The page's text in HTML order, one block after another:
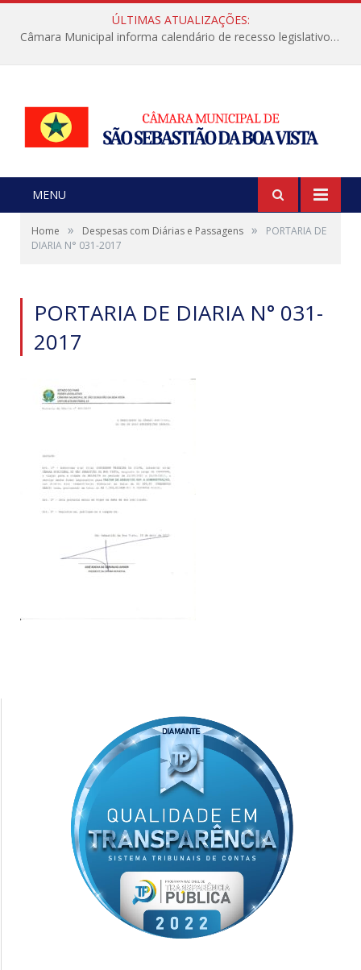
ÚLTIMAS ATUALIZAÇÕES:
Câmara Municipal informa calendário de recesso legislativo de julho
MENU
Home » Despesas com Diárias e Passagens »
PORTARIA DE
DIARIA N° 031-2017
PORTARIA DE DIARIA N° 031-
2017